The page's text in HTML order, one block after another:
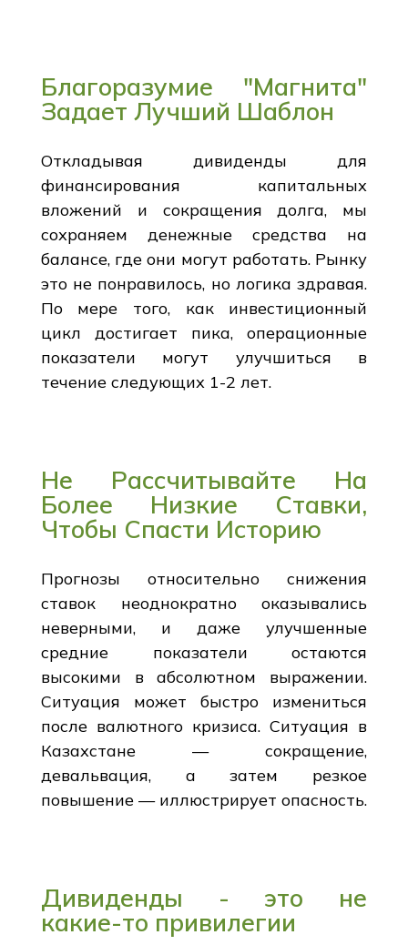
Благоразумие "Магнита"
Задает Лучший Шаблон
Откладывая дивиденды для
финансирования капитальных
вложений и сокращения долга, мы
сохраняем денежные средства на
балансе, где они могут работать. Рынку
это не понравилось, но логика здравая.
По мере того, как инвестиционный
цикл достигает пика, операционные
показатели могут улучшиться в
течение следующих 1-2 лет.
Не Рассчитывайте На
Более Низкие Ставки,
Чтобы Спасти Историю
Прогнозы относительно снижения
ставок неоднократно оказывались
неверными, и даже улучшенные
средние показатели остаются
высокими в абсолютном выражении.
Ситуация может быстро измениться
после валютного кризиса. Ситуация в
Казахстане — сокращение,
девальвация, а затем резкое
повышение — иллюстрирует опасность.
Дивиденды - это не
какие-то привилегии